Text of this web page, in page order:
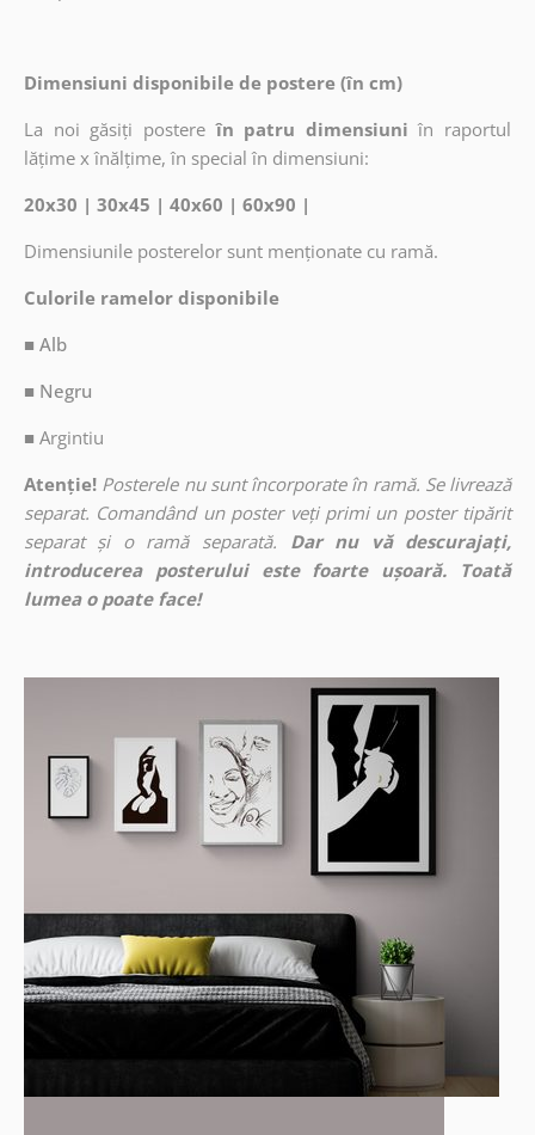
Dimensiuni disponibile de postere (în cm)
La noi găsiți postere în patru dimensiuni în raportul
lățime x înălțime, în special în dimensiuni:
20x30 | 30x45 | 40x60 | 60x90 |
Dimensiunile posterelor sunt menționate cu ramă.
Culorile ramelor disponibile
■ Alb
■ Negru
■ Argintiu
Atenție! Posterele nu sunt încorporate în ramă. Se livrează
separat. Comandând un poster veți primi un poster tipărit
separat și o ramă separată.
Dar nu vă descurajați,
introducerea posterului este foarte ușoară. Toată
lumea o poate face!